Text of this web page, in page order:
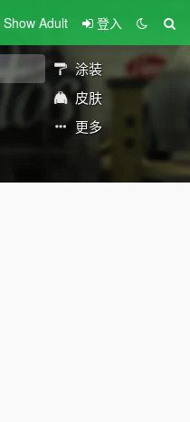
Show Adult 登入
涂装
皮肤
更多